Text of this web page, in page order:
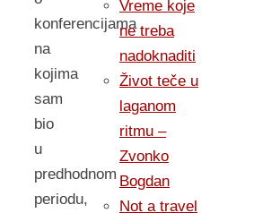
konferencijama
na
kojima
sam
bio
u
predhodnom
periodu,
Vreme koje
ne treba
nadoknaditi
Život teče u
laganom
ritmu –
Zvonko
Bogdan
Not a travel